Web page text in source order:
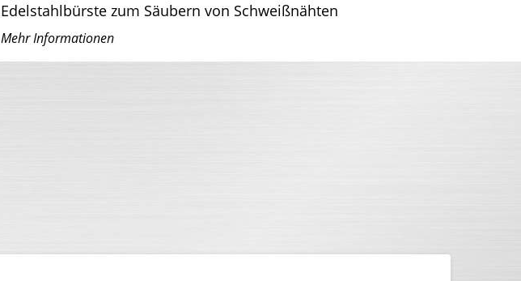
Edelstahlbürste zum Säubern von Schweißnähten
Mehr Informationen